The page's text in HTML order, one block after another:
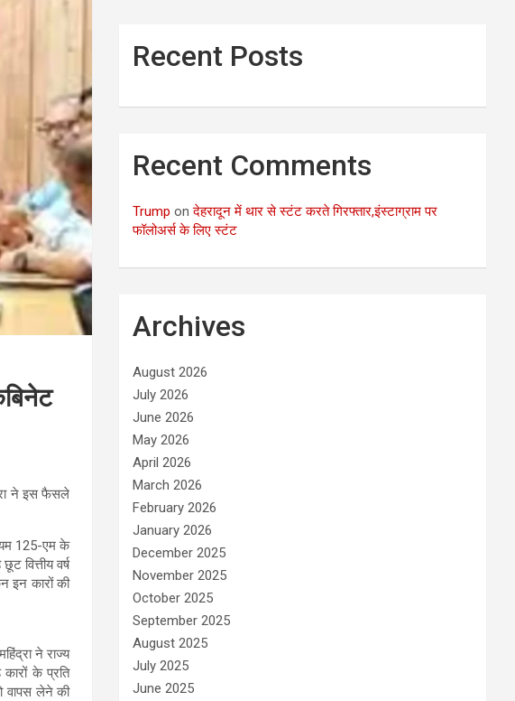
ने इस फैसले
125-एम के
वित्तीय वर्ष
इन कारों की
ने राज्य
के प्रति
वापस लेने की
Recent Posts
Recent Comments
Trump onदेहरादून में थार से स्टंट करते गिरफ्तार,इंस्टाग्राम पर
फॉलोअर्स के लिए स्टंट
Archives
August 2026
July 2026
June 2026
May 2026
April 2026
March 2026
February 2026
January 2026
December 2025
November 2025
October 2025
September 2025
August 2025
July 2025
June 2025